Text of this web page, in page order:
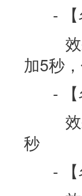
- 【
效
加5秒
- 【
效
秒
- 【